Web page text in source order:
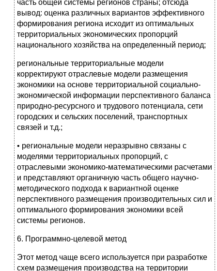
часть общей системы регионов страны; отсюда
вывод: оценка различных вариантов эффективного
формирования региона исходит из оптимальных
территориальных экономических пропорций
национального хозяйства на определенный период;
региональные территориальные модели
корректируют отраслевые модели размещения
экономики на основе территориальной социально-
экономической информации перспективного баланса
природно-ресурсного и трудового потенциала, сети
городских и сельских поселений, транспортных
связей и т.д.;
• региональные модели неразрывно связаны с
моделями территориальных пропорций, с
отраслевыми экономико-математическими расчетами
и представляют органичную часть общего научно-
методического подхода к вариантной оценке
перспективного размещения производительных сил и
оптимального формирования экономики всей
системы регионов.
6. Программно-целевой метод
Этот метод чаще всего используется при разработке
схем размещения производства на территории